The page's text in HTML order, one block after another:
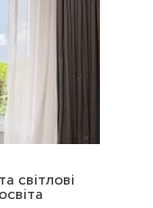
світлові